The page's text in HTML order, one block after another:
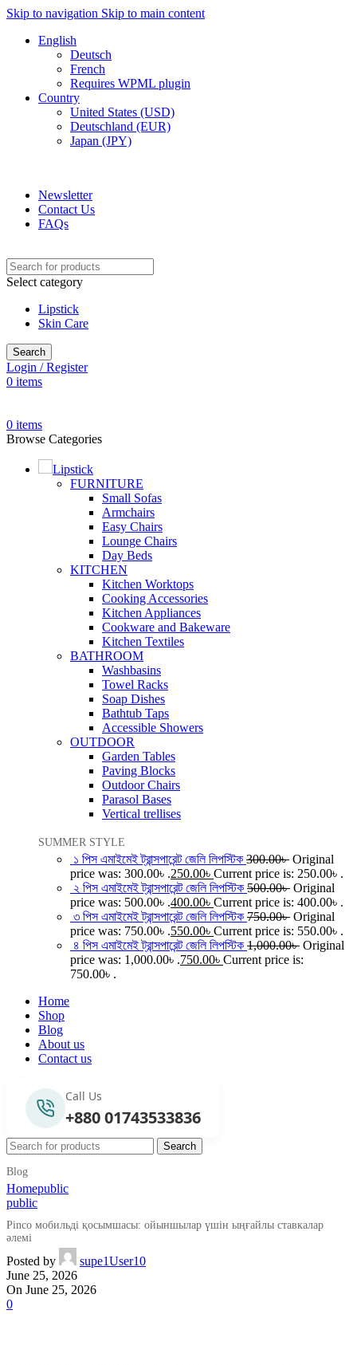
Skip to navigation Skip to main content
English
Deutsch
French
Requires WPML plugin
Country
United States (USD)
Deutschland (EUR)
Japan (JPY)
Newsletter
Contact Us
FAQs
Select category
Lipstick
Skin Care
Search
Login / Register
0 items
0 items
Browse Categories
Lipstick
FURNITURE
Small Sofas
Armchairs
Easy Chairs
Lounge Chairs
Day Beds
KITCHEN
Kitchen Worktops
Cooking Accessories
Kitchen Appliances
Cookware and Bakeware
Kitchen Textiles
BATHROOM
Washbasins
Towel Racks
Soap Dishes
Bathtub Taps
Accessible Showers
OUTDOOR
Garden Tables
Paving Blocks
Outdoor Chairs
Parasol Bases
Vertical trellises
SUMMER STYLE
১ পিস এমাইমেই ট্রান্সপারেন্ট জেলি লিপস্টিক 300.00৳ Original
price was: 300.00৳ .250.00৳ Current price is: 250.00৳ .
২ পিস এমাইমেই ট্রান্সপারেন্ট জেলি লিপস্টিক 500.00৳ Original
price was: 500.00৳ .400.00৳ Current price is: 400.00৳ .
৩ পিস এমাইমেই ট্রান্সপারেন্ট জেলি লিপস্টিক 750.00৳ Original
price was: 750.00৳ .550.00৳ Current price is: 550.00৳ .
৪ পিস এমাইমেই ট্রান্সপারেন্ট জেলি লিপস্টিক 1,000.00৳ Original
price was: 1,000.00৳ .750.00৳ Current price is:
750.00৳ .
Home
Shop
Blog
About us
Contact us
Call Us
+880 01743533836
Search
Blog
Homepublic
public
Pinco мобильді қосымшасы: ойыншылар үшін ыңғайлы ставкалар
әлемі
Posted by
supe1User10
June 25, 2026
On June 25, 2026
0